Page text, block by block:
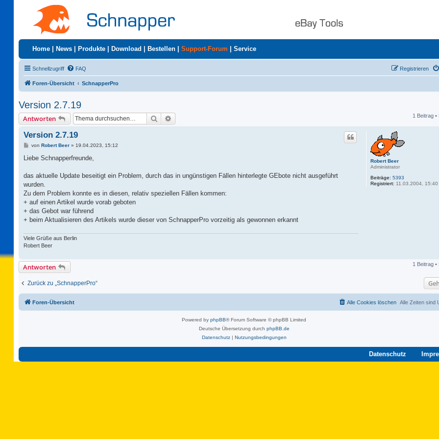
Home News Produkte Download Bestellen Support-Forum Service
Schnellzugriff FAQ Registrieren
Foren-Übersicht SchnapperPro
Version 2.7.19
Antworten Suche 1 Beitrag •
Robert Beer
Administrator
Beiträge: 5393
Registriert: 11.03.2004, 15:40
Version 2.7.19
B
i
a
von Robert Beer» 19.04.2023, 15:12
Liebe Schnapperfreunde,
das aktuelle Update beseitigt ein Problem, durch das in ungünstigen Fällen hinterlegte GEbote nicht ausgeführt
wurden.
Zu dem Problem konnte es in diesen, relativ speziellen Fällen kommen:
+ auf einen Artikel wurde vorab geboten
+ das Gebot war führend
+ beim Aktualisieren des Artikels wurde dieser von SchnapperPro vorzeitig als gewonnen erkannt
Viele Grüße aus Berlin
Robert Beer
Antworten 1 Beitrag •
Zurück zu „SchnapperPro“
Foren-Übersicht Alle Zeiten sind
Alle Cookies löschen
Powered by phpBB® Forum Software © phpBB Limited
Deutsche Übersetzung durch phpBB.de
Datenschutz| Nutzungsbedingungen
Datenschutz